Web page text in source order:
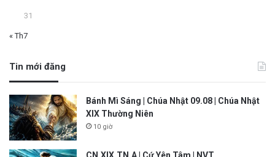
31
« Th7
Tin mới đăng
Bánh Mì Sáng | Chúa Nhật 09.08 | Chúa Nhật
XIX Thường Niên
10 giờ